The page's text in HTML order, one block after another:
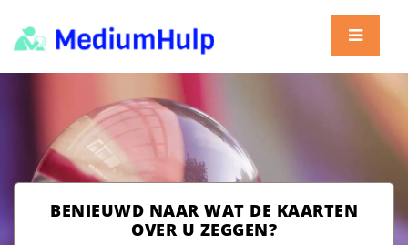
BENIEUWD NAAR WAT DE KAARTEN
OVER U ZEGGEN?